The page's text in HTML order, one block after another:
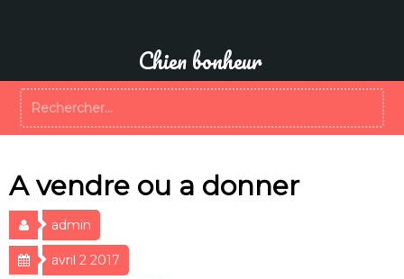
Chien bonheur
A vendre ou a donner
admin
avril 2 2017
Rechercher :